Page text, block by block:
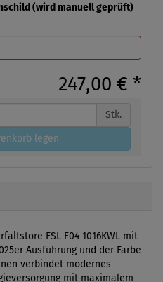
(wird manuell geprüft)
247,00 € *
Stk.
legen
FSL F04 1016KWL mit
Ausführung und der Farbe
verbindet modernes
mit maximalem